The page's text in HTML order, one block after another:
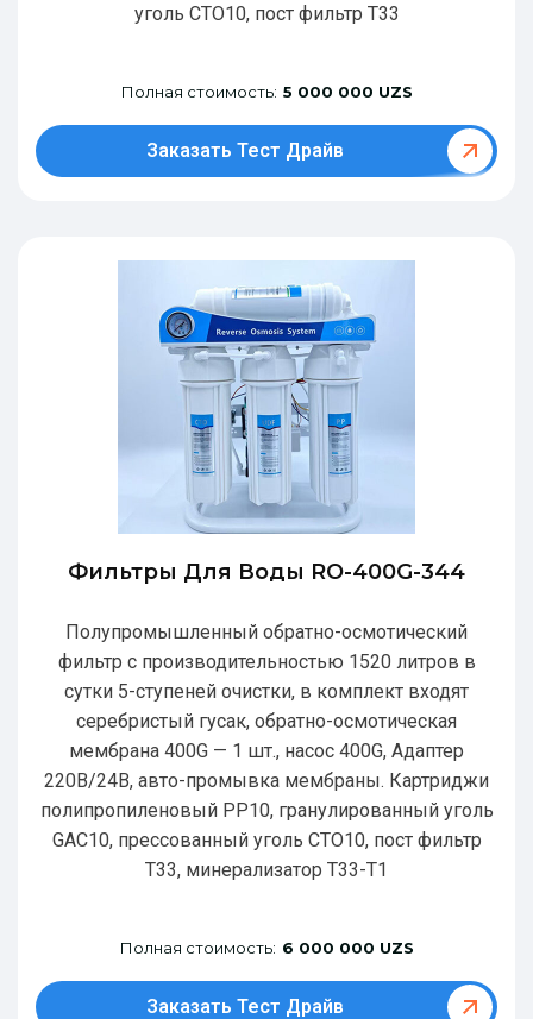
уголь CTO10, пост фильтр T33
Полная стоимость: 5 000 000 UZS
Заказать Тест Драйв
Фильтры Для Воды RO-400G-344
Полупромышленный обратно-осмотический
фильтр с производительностью 1520 литров в
сутки 5-ступеней очистки, в комплект входят
серебристый гусак, обратно-осмотическая
мембрана 400G — 1 шт., насос 400G, Адаптер
220В/24В, авто-промывка мембраны. Картриджи
полипропиленовый РР10, гранулированный уголь
GAC10, прессованный уголь CTO10, пост фильтр
T33, минерализатор Т33-Т1
Полная стоимость: 6 000 000 UZS
Заказать Тест Драйв